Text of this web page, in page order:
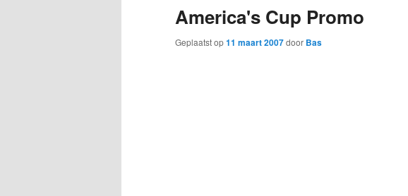
America's Cup Promo
Geplaatst op11 maart 2007door Bas